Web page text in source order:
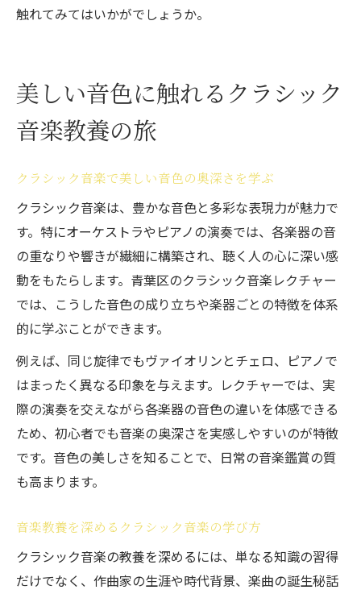
触れてみてはいかがでしょうか。
美しい音色に触れるクラシック
音楽教養の旅
クラシック音楽で美しい音色の奥深さを学ぶ
クラシック音楽は、豊かな音色と多彩な表現力が魅力で
す。特にオーケストラやピアノの演奏では、各楽器の音
の重なりや響きが繊細に構築され、聴く人の心に深い感
動をもたらします。青葉区のクラシック音楽レクチャー
では、こうした音色の成り立ちや楽器ごとの特徴を体系
的に学ぶことができます。
例えば、同じ旋律でもヴァイオリンとチェロ、ピアノで
はまったく異なる印象を与えます。レクチャーでは、実
際の演奏を交えながら各楽器の音色の違いを体感できる
ため、初心者でも音楽の奥深さを実感しやすいのが特徴
です。音色の美しさを知ることで、日常の音楽鑑賞の質
も高まります。
音楽教養を深めるクラシック音楽の学び方
クラシック音楽の教養を深めるには、単なる知識の習得
だけでなく、作曲家の生涯や時代背景、楽曲の誕生秘話